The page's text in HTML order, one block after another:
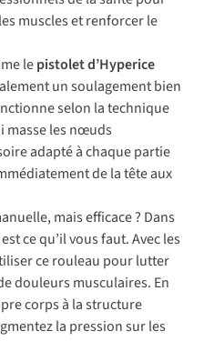
muscles et renforcer le
lepistolet d’Hyperice
un soulagement bien
selon la technique
masse les nœuds
adapté à chaque partie
de la tête aux
mais efficace ? Dans
est ce qu’il vous faut. Avec les
ce rouleau pour lutter
douleurs musculaires. En
corps à la structure
la pression sur les